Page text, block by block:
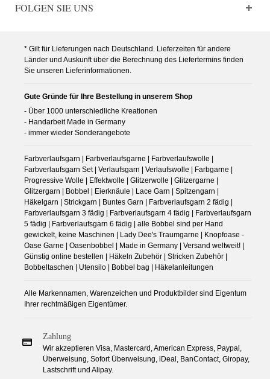
FOLGEN SIE UNS
* Gilt für Lieferungen nach Deutschland. Lieferzeiten für andere
Länder und Auskunft über die Berechnung des Liefertermins finden
Sie unseren Lieferinformationen.
Gute Gründe für Ihre Bestellung in unserem Shop
- Über 1000 unterschiedliche Kreationen
- Handarbeit Made in Germany
- immer wieder Sonderangebote
Farbverlaufsgarn | Farbverlaufsgarne | Farbverlaufswolle |
Farbverlaufsgarn Set | Verlaufsgarn | Verlaufswolle | Farbgarne |
Progressive Wolle | Effektwolle | Glitzerwolle | Glitzergarne |
Glitzergarn | Bobbel | Eierknäule | Lace Garn | Spitzengarn |
Häkelgarn | Strickgarn | Buntes Garn | Farbverlaufsgarn 2 fädig |
Farbverlaufsgarn 3 fädig | Farbverlaufsgarn 4 fädig | Farbverlaufsgarn
5 fädig | Farbverlaufsgarn 6 fädig | alle Bobbel sind per Hand
gewickelt, keine Maschinen | Lady Dee's Traumgarne | Knopfoase -
Oase Garne | Oasenbobbel | Made in Germany | Versand weltweit! |
Günstig online bestellen | Häkeln Zubehör | Stricken Zubehör |
Bobbeltaschen | Utensilo | Bobbel bag | Häkelanleitungen
Alle Markennamen, Warenzeichen und Produktbilder sind Eigentum
Ihrer rechtmäßigen Eigentümer.
Zahlung
Wir akzeptieren Visa, Mastercard, American Express, Paypal,
Überweisung, Sofort Überweisung, iDeal, BanContact, Giropay,
Lastschrift und Alipay.